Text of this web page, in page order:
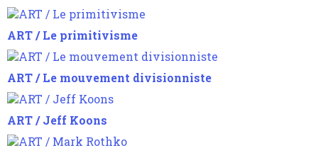
ART / Le primitivisme
ART / Le mouvement divisionniste
ART / Jeff Koons